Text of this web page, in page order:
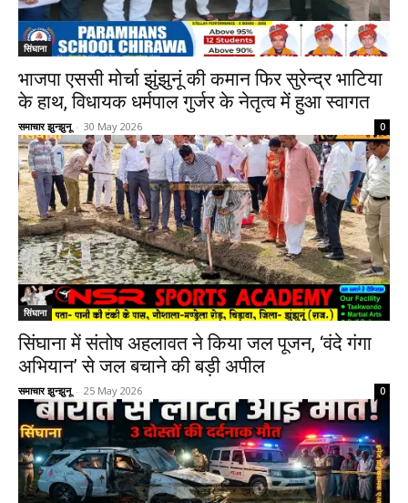
सिंघाना
भाजपा एससी मोर्चा झुंझुनूं की कमान फिर सुरेन्द्र भाटिया
के हाथ, विधायक धर्मपाल गुर्जर के नेतृत्व में हुआ स्वागत
समाचार झुन्झुनू - 30 May 2026 0
सिंघाना
सिंघाना में संतोष अहलावत ने किया जल पूजन, ‘वंदे गंगा
अभियान’ से जल बचाने की बड़ी अपील
समाचार झुन्झुनू - 25 May 2026 0